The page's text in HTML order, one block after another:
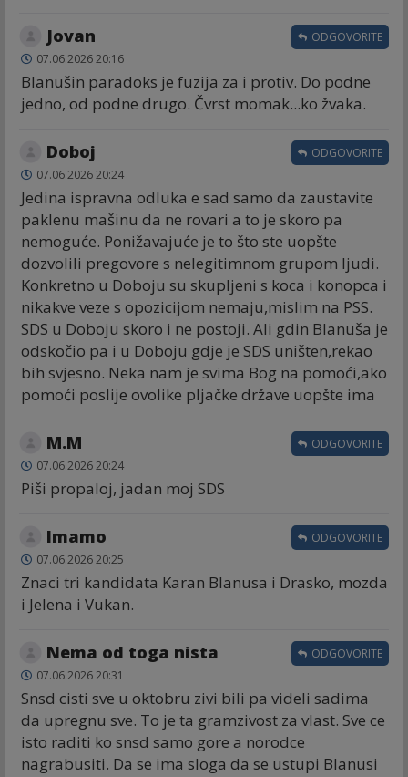
Jovan
07.06.2026 20:16
Blanušin paradoks je fuzija za i protiv. Do podne
jedno, od podne drugo. Čvrst momak...ko žvaka.
ODGOVORITE
Doboj
07.06.2026 20:24
Jedina ispravna odluka e sad samo da zaustavite
paklenu mašinu da ne rovari a to je skoro pa
nemoguće. Ponižavajuće je to što ste uopšte
dozvolili pregovore s nelegitimnom grupom ljudi.
Konkretno u Doboju su skupljeni s koca i konopca i
nikakve veze s opozicijom nemaju,mislim na PSS.
SDS u Doboju skoro i ne postoji. Ali gdin Blanuša je
odskočio pa i u Doboju gdje je SDS uništen,rekao
bih svjesno. Neka nam je svima Bog na pomoći,ako
pomoći poslije ovolike pljačke države uopšte ima
ODGOVORITE
M.M
07.06.2026 20:24
Piši propaloj, jadan moj SDS
ODGOVORITE
Imamo
07.06.2026 20:25
Znaci tri kandidata Karan Blanusa i Drasko, mozda
i Jelena i Vukan.
ODGOVORITE
Nema od toga nista
07.06.2026 20:31
Snsd cisti sve u oktobru zivi bili pa videli sadima
da upregnu sve. To je ta gramzivost za vlast. Sve ce
isto raditi ko snsd samo gore a norodce
nagrabusiti. Da se ima sloga da se ustupi Blanusi
ODGOVORITE